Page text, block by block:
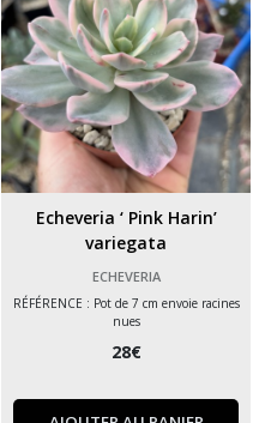
Echeveria ‘ Pink Harin’
variegata
ECHEVERIA
RÉFÉRENCE : Pot de 7 cm envoie racines
nues
28€